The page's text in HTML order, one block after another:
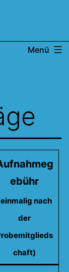
Menü
ebühr
nach
der
chaft)